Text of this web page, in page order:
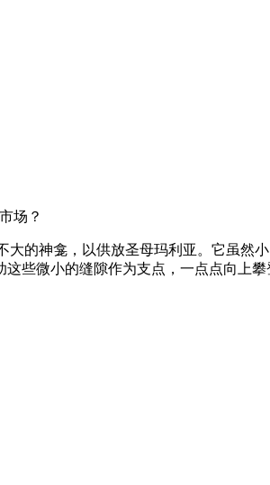
场？
大的神龛，以供放圣母玛利亚 。它虽然
些微小的缝隙作为支点，一点点向上攀